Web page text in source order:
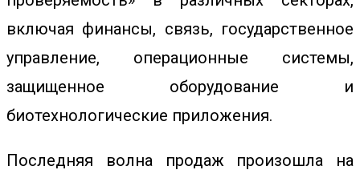
включая финансы, связь, государственное
управление, операционные системы,
защищенное оборудование и
биотехнологические приложения.
Последняя волна продаж произошла на